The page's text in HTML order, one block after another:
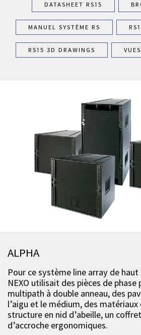
DATASHEET RS15
MANUEL SYSTÈME RS
RS15 3D DRAWINGS
ALPHA
Pour ce système line array de
NEXO utilisait des pièces de phase
multipath à double anneau, des
l’aigu et le médium, des
structure en nid d’abeille, un
d’accroche ergonomiques.